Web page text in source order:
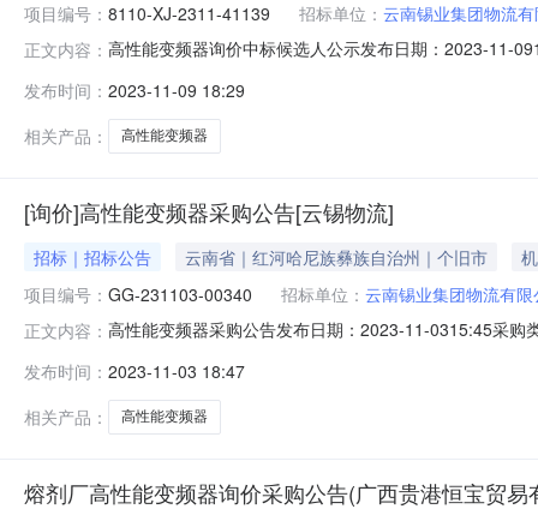
项目编号： 8110-XJ-2311-41139 招标单位： 云南锡业集团物流
正文内容： 高性能变频器询价中标候选人公示发布日期：2023-11-
称排名1云南智峻宇机电设备有限公司12云南禀赋科技有
发布时间： 2023-11-09 18:29
相关产品：
高性能变频器
[询价]高性能变频器采购公告[云锡物流]
招标｜招标公告 云南省｜红河哈尼族彝族自治州｜个旧市
项目编号： GG-231103-00340 招标单位： 云南锡业集团物流有限
正文内容： 高性能变频器采购公告发布日期：2023-11-0315:45采
器交货地点和时间：按实际订单地址发货物资名称及数
发布时间： 2023-11-03 18:47
相关产品：
高性能变频器
熔剂厂高性能变频器询价采购公告(广西贵港恒宝贸易